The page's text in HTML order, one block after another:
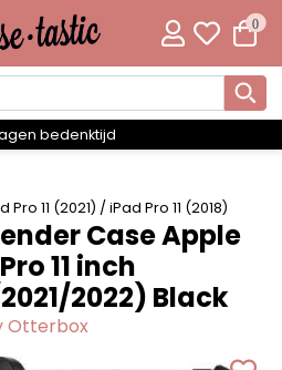
0
Pro 11 (2021) / iPad Pro 11 (2018)
Case Apple
11 inch
2022) Black
Otterbox